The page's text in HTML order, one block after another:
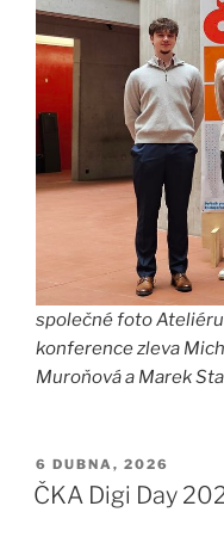
společné foto
konference zleva
Muroňová a Marek
PUBLIKOVÁNO
6 DUBNA, 2026
ČKA Digi Day